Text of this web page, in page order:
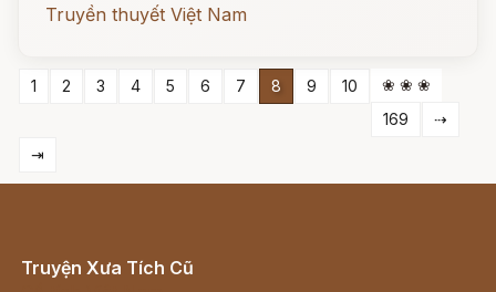
Truyền thuyết Việt Nam
1 2 3 4 5 6 7 8 9 10
❀ ❀ ❀
169
⇢
⇥
Truyện Xưa Tích Cũ